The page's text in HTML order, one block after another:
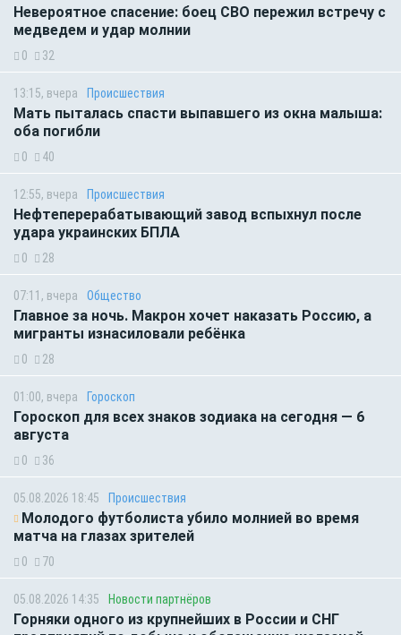
Невероятное спасение: боец СВО пережил встречу с
медведем и удар молнии
0 32
13:15, вчера Происшествия
Мать пыталась спасти выпавшего из окна малыша:
оба погибли
0 40
12:55, вчера Происшествия
Нефтеперерабатывающий завод вспыхнул после
удара украинских БПЛА
0 28
07:11, вчера Общество
Главное за ночь. Макрон хочет наказать Россию, а
мигранты изнасиловали ребёнка
0 28
01:00, вчера Гороскоп
Гороскоп для всех знаков зодиака на сегодня — 6
августа
0 36
05.08.2026 18:45 Происшествия
Молодого футболиста убило молнией во время
матча на глазах зрителей
0 70
05.08.2026 14:35 Новости партнёров
Горняки одного из крупнейших в России и СНГ